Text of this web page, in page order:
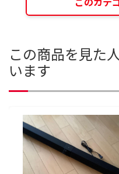
この商品を見た
います